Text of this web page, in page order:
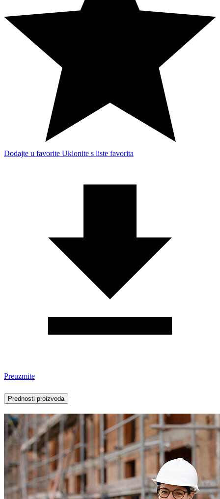
Dodajte u favorite Uklonite s liste favorita
Preuzmite
Prednosti proizvoda